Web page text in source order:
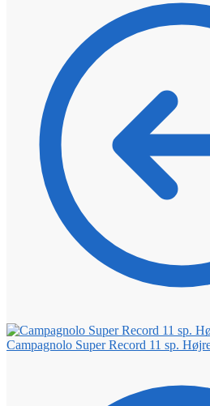
Campagnolo Super Record 11 sp.